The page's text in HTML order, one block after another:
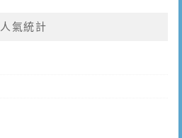
人氣統計